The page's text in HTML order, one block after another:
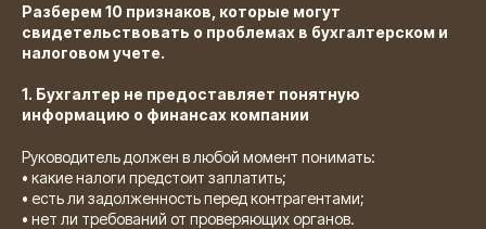
Разберем 10 признаков, которые могут
свидетельствовать о проблемах в бухгалтерском и
налоговом учете.
1. Бухгалтер не предоставляет понятную
информацию о финансах компании
Руководитель должен в любой момент понимать:
• какие налоги предстоит заплатить;
• есть ли задолженность перед контрагентами;
• нет ли требований от проверяющих органов.